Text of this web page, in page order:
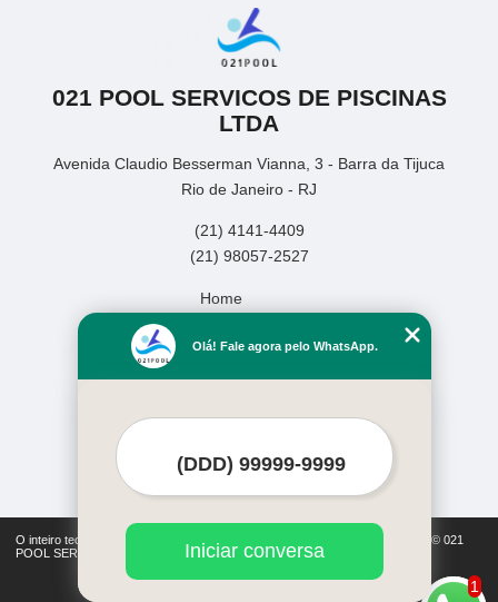
021 POOL SERVICOS DE PISCINAS
LTDA
Avenida Claudio Besserman Vianna, 3 - Barra da Tijuca
Rio de Janeiro - RJ
(21) 4141-4409
(21) 98057-2527
Home
Missão
Serviços
Mais Serviços
O inteiro teor deste site está sujeito à proteção de direitos autorais. Copyright© 021
POOL SERVICOS DE PISCINAS LTDA (Lei 9610 de 19/02/1998)
1
Olá! Fale agora pelo WhatsApp.
Iniciar conversa